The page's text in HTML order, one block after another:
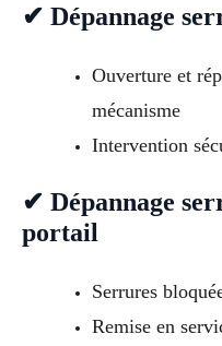
✔ Dépannage
Ouverture et
mécanisme
Intervention
✔ Dépannage
portail
Serrures
Remise en